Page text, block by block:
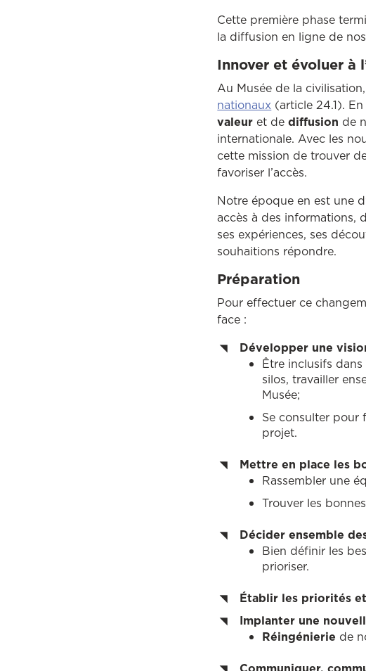
Cette première phase
la diffusion en ligne de
Innover et évoluer à
Au Musée de la
nationaux (article 24.1).
valeur et dediffusion de
internationale. Avec les
cette mission de trouver
favoriser l’accès.
Notre époque en est une
accès à des informations,
ses expériences, ses
souhaitions répondre.
Préparation
Pour effectuer ce
face :
Développer une
Être inclusifs
silos, travailler
Musée;
Se consulter pour
projet.
Mettre en place les
Rassembler une
Trouver les
Décider ensemble
Bien définir les
prioriser.
Établir les priorités
Implanter une
Réingénierie de